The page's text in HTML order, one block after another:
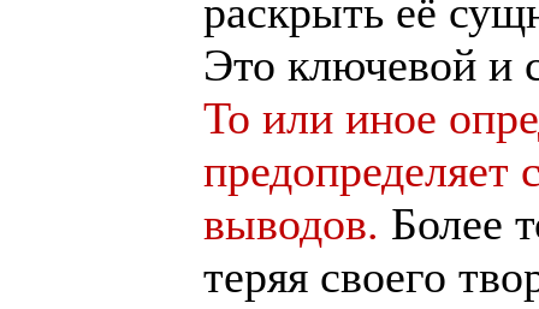
раскрыть её
Это ключевой и
То или иное
выводов. Более
теряя своего